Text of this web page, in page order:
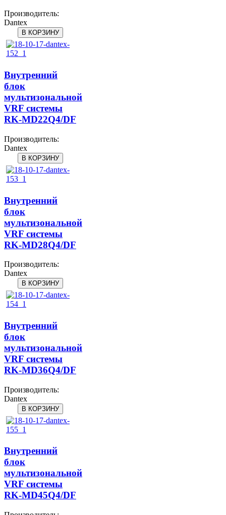
Производитель:
Dantex
Внутренний
блок
мультизональной
VRF системы
RK-MD22Q4/DF
Производитель:
Dantex
Внутренний
блок
мультизональной
VRF системы
RK-MD28Q4/DF
Производитель:
Dantex
Внутренний
блок
мультизональной
VRF системы
RK-MD36Q4/DF
Производитель:
Dantex
Внутренний
блок
мультизональной
VRF системы
RK-MD45Q4/DF